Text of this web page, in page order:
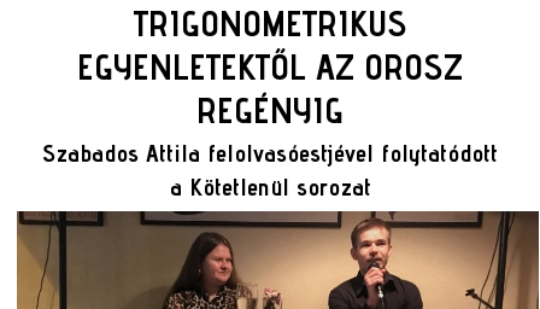
TRIGONOMETRIKUS
EGYENLETEKTŐL AZ OROSZ
REGÉNYIG
Szabados Attila felolvasóestjével folytatódott
a Kötetlenül sorozat